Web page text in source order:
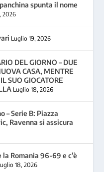
spunta il nome
2026
Luglio 19, 2026
DEL GIORNO – DUE
CASA, MENTRE
SUO GIOCATORE
Luglio 18, 2026
– Serie B: Piazza
Ravenna si assicura
Romania 96-69 e c’è
18, 2026